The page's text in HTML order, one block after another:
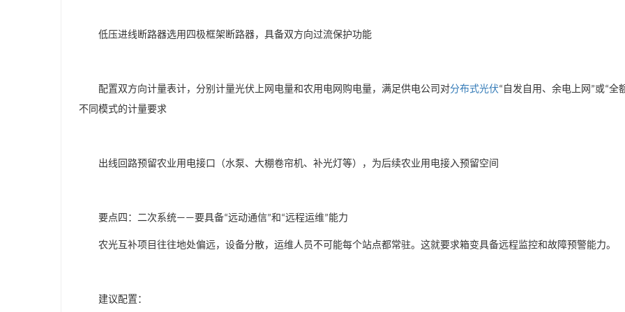
低压进线断路器选用四极框架断路器，具备双方向过流保护功能
配置双方向计量表计，分别计量光伏上网电量和农用电网购电量，满足供电公司对分布式光伏“ 自发自用、余电上网 ”或“全
不同模式的计量要求
出线回路预留农业用电接口（水泵、大棚卷帘机、补光灯等），为后续农业用电接入预留空间
要点四：二次系统——要具备“远动通信”和 “远程运维”能力
农光互补项目往往地处偏远，设备分散，运维人员不可能每个站点都常驻。这就要求箱变具备远程监控和故障预警能力。
建议配置：